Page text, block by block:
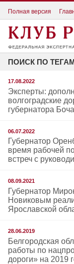
Полная версия
ПОИСК ПО
17.08.2022
Эксперты:
волгоградские
губернатора
06.07.2022
Губернатор
время рабочей
встреч с
08.09.2021
Губернатор
Новиковым
Ярославской
28.06.2019
Белгородская
работы по
дороги» на 2019